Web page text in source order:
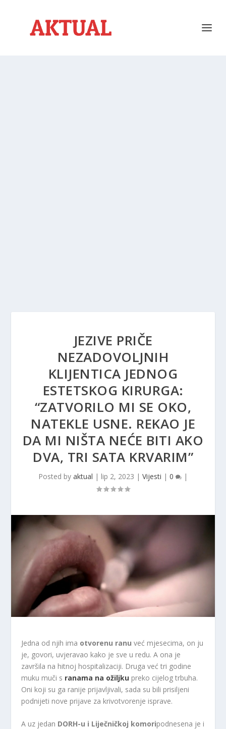
JEZIVE PRIČE
NEZADOVOLJNIH
KLIJENTICA JEDNOG
ESTETSKOG KIRURGA:
“ZATVORILO MI SE OKO,
NATEKLE USNE. REKAO JE
DA MI NIŠTA NEĆE BITI AKO
DVA, TRI SATA KRVARIM”
Posted by aktual | lip 2, 2023 | Vijesti | 0 |
Jedna od njih ima otvorenu ranu već mjesecima, on ju
je, govori, uvjeravao kako je sve u redu. A ona je
završila na hitnoj hospitalizaciji. Druga već tri godine
muku muči s ranama na ožiljku preko cijelog trbuha.
Oni koji su ga ranije prijavljivali, sada su bili prisiljeni
podnijeti nove prijave za krivotvorenje isprave.
A uz jedan DORH-u i Liječničkoj komoripodnesena je i